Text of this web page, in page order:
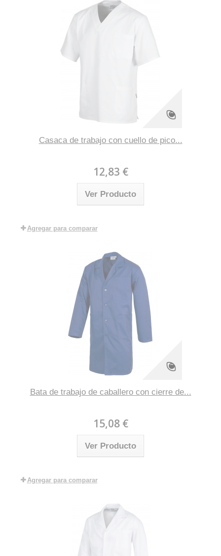
Casaca de trabajo con cuello de pico...
12,83 €
Ver Producto
Agregar para comparar
Bata de trabajo de caballero con cierre de...
15,08 €
Ver Producto
Agregar para comparar